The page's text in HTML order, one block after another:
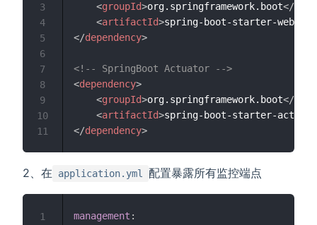
<groupId>org.springframework.boot</
<artifactId>spring-boot-starter-web
</dependency>
<!-- SpringBoot Actuator -->
<dependency>
<groupId>org.springframework.boot</
<artifactId>spring-boot-starter-
</dependency>
3
4
5
6
7
8
9
10
11
2、在 application.yml 配置暴露所有监控端点
management :
1